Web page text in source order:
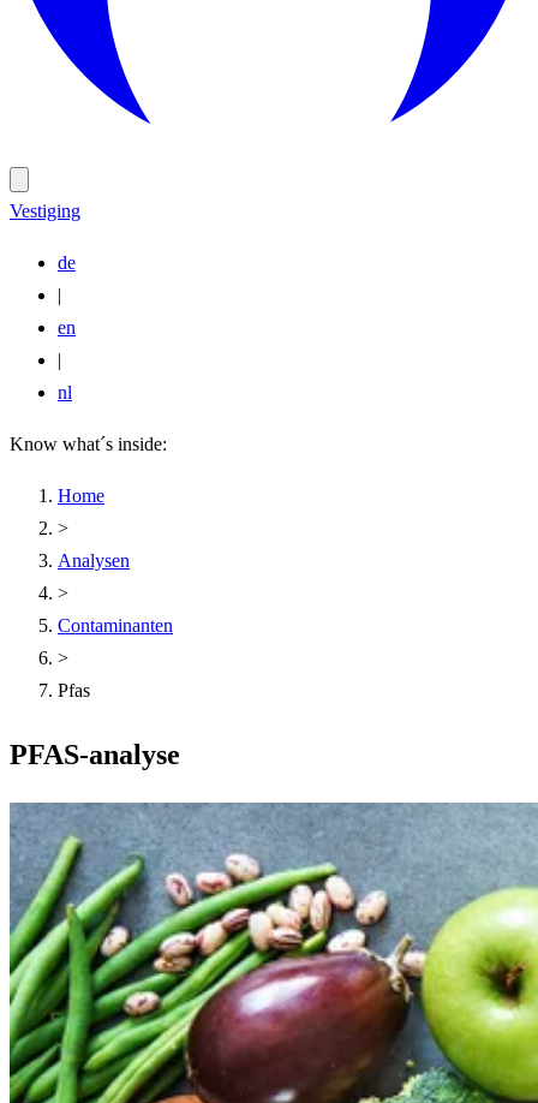
Vestiging
de
|
en
|
nl
Know what´s inside:
Home
>
Analysen
>
Contaminanten
>
Pfas
PFAS-analyse